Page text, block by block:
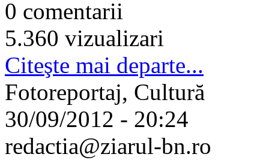
0 comentarii
5.360 vizualizari
Citeşte mai departe...
Fotoreportaj, Cultură
30/09/2012 - 20:24
redactia@ziarul-bn.ro